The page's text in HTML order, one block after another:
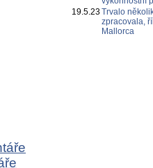
19.5.23Trvalo
zpracovala,
Mallorca